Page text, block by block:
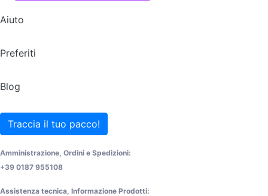
Aiuto
Preferiti
Blog
Traccia il tuo pacco!
Amministrazione, Ordini e Spedizioni:
+39 0187 955108
Assistenza tecnica, Informazione Prodotti: